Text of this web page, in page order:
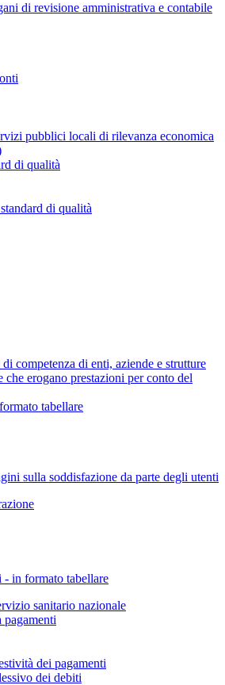
di revisione amministrativa e contabile
pubblici locali di rilevanza economica
di qualità
di qualità
competenza di enti, aziende e strutture
che erogano prestazioni per conto del
tabellare
sulla soddisfazione da parte degli utenti
- in formato tabellare
sanitario nazionale
pagamenti
dei pagamenti
dei debiti